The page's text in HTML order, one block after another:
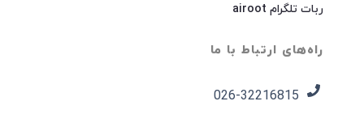
ربات تلگرام airoot
راه‌های ارتباط با ما
026-32216815​